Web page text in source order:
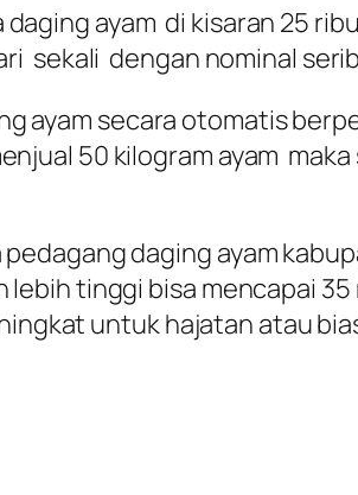
ayam di kisaran 25
sekali dengan nominal
ayam secara otomatis
50 kilogram ayam
daging ayam
lebih tinggi bisa mencapai
untuk hajatan atau